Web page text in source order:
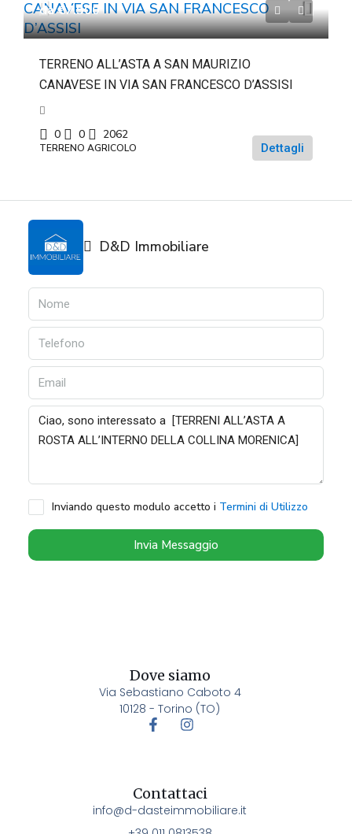
da€7.500
TERRENO ALL’ASTA A SAN MAURIZIO
CANAVESE IN VIA SAN FRANCESCO D’ASSISI
0 0 2062
TERRENO AGRICOLO Dettagli
D&D Immobiliare
Inviando questo modulo accetto i Termini di Utilizzo
Invia Messaggio
Dove siamo
Via Sebastiano Caboto 4
10128 - Torino (TO)
Contattaci
info@d-dasteimmobiliare.it